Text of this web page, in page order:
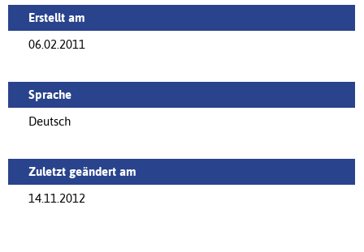
Erstellt am
06.02.2011
Sprache
Deutsch
Zuletzt geändert am
14.11.2012